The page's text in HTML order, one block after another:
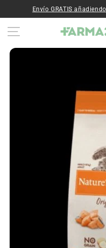
Ir al contenido
Envío GRATIS
información del